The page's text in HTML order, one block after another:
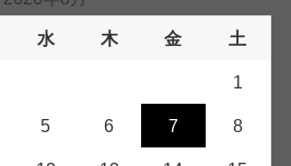
水 木 金 土
1
5 6 7 8